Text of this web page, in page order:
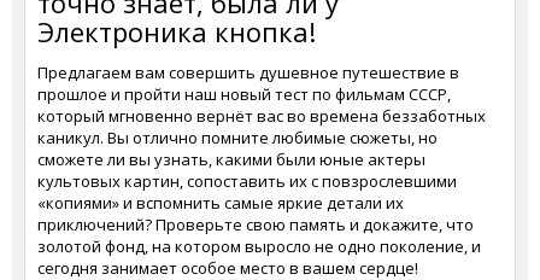
Электроника кнопка!
Предлагаем вам совершить душевное путешествие в
прошлое и пройти наш новый тест по фильмам СССР,
который мгновенно вернёт вас во времена беззаботных
каникул. Вы отлично помните любимые сюжеты, но
сможете ли вы узнать, какими были юные актеры
культовых картин, сопоставить их с повзрослевшими
«копиями» и вспомнить самые яркие детали их
приключений? Проверьте свою память и докажите, что
золотой фонд, на котором выросло не одно поколение, и
сегодня занимает особое место в вашем сердце!